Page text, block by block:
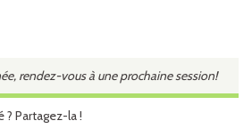
rendez-vous à une prochaine session!
Partagez-la !